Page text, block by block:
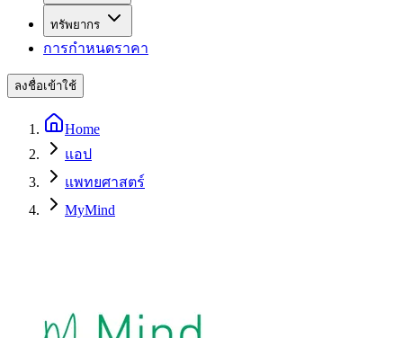
ทรัพยากร
การกำหนดราคา
ลงชื่อเข้าใช้
Home
แอป
แพทยศาสตร์
MyMind